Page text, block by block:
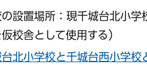
設置場所：現千城台北小
校舎として使用する）
台北小学校と千城台西小学